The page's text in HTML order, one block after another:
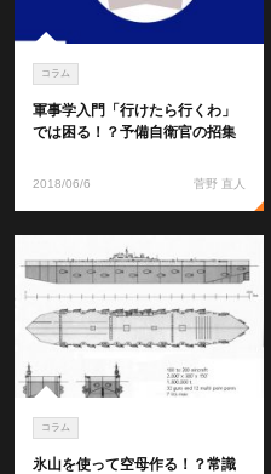
コラム
軍事学入門「行けたら行くわ」
では困る！？予備自衛官の招集
2018/06/6 菅野 直人
コラム
氷山を使って空母作る！？常識